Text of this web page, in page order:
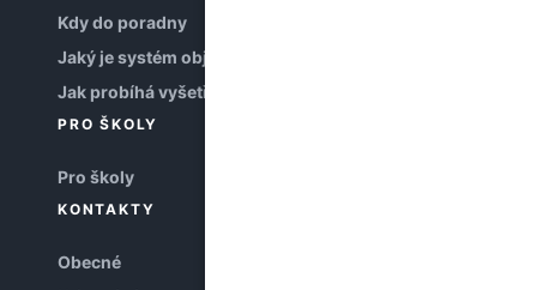
Kdy do poradny
Jaký je systém objednávání
Jak probíhá vyšetření
PRO ŠKOLY
Pro školy
KONTAKTY
Obecné